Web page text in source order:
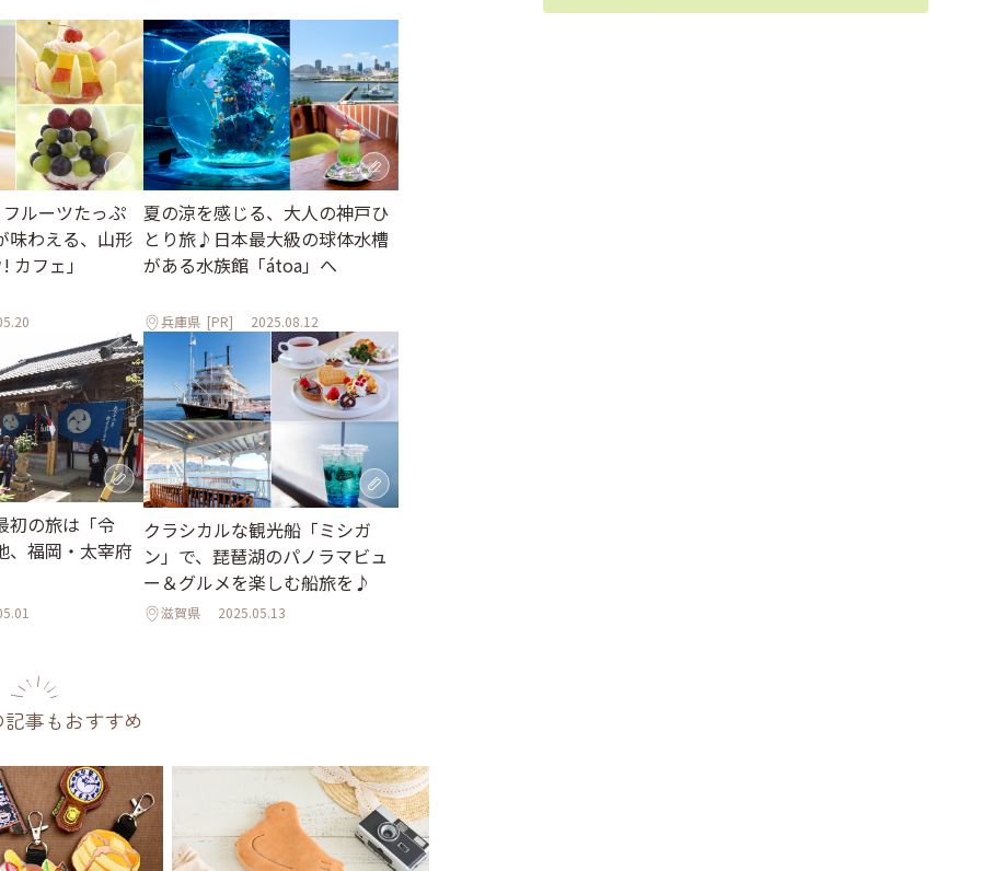
ルーツたっぷ
味わえる、山形
カフェ」
夏の涼を感じる、大人の神戸ひ
とり旅♪日本最大級の球体水槽
がある水族館「átoa」へ
兵庫県[PR] 2025.08.12
初の旅は「令
、福岡・太宰府
クラシカルな観光船「ミシガ
ン」で、琵琶湖のパノラマビュ
ー＆グルメを楽しむ船旅を♪
滋賀県 2025.05.13
事もおすすめ